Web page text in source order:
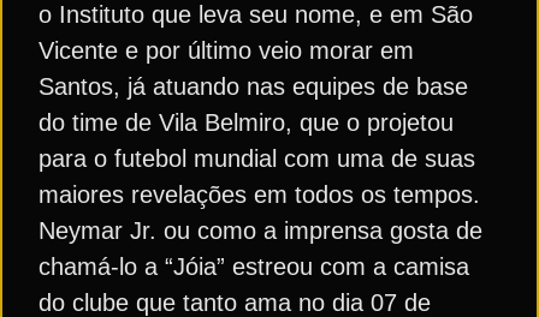
o Instituto que leva seu nome, e em São
Vicente e por último veio morar em
Santos, já atuando nas equipes de base
do time de Vila Belmiro, que o projetou
para o futebol mundial com uma de suas
maiores revelações em todos os tempos.
Neymar Jr. ou como a imprensa gosta de
chamá-lo a “Jóia” estreou com a camisa
do clube que tanto ama no dia 07 de